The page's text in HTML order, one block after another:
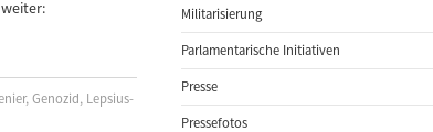
,Genozid, Lepsius-
Militarisierung
Parlamentarische Initiativen
Presse
Pressefotos